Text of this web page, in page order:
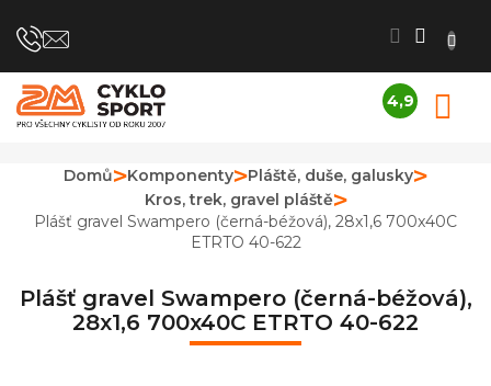
na
4,9
obchodu
je
z
Domů Komponenty
Pláště, duše, galusky
Kros, trek, gravel pláště
Plášť gravel Swampero (černá-béžová), 28x1,6 700x40C
ETRTO 40-622
Plášť gravel Swampero (černá-béžová),
28x1,6 700x40C ETRTO 40-622